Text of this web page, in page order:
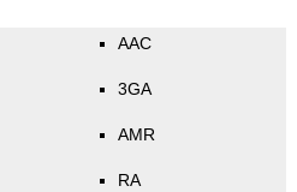
AAC
3GA
AMR
RA